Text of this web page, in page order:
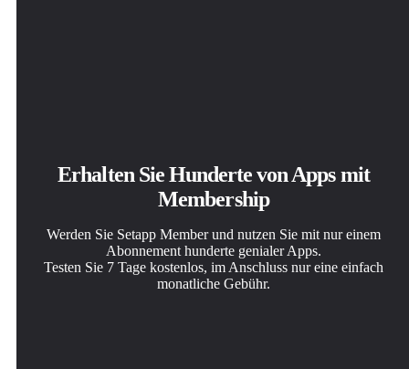
Erhalten Sie Hunderte von Apps mit
Membership
Werden Sie Setapp Member und nutzen Sie mit nur einem
Abonnement hunderte genialer Apps.
Testen Sie 7 Tage kostenlos, im Anschluss nur eine einfach
monatliche Gebühr.